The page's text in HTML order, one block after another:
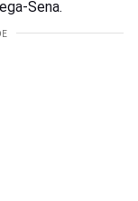
Sena.